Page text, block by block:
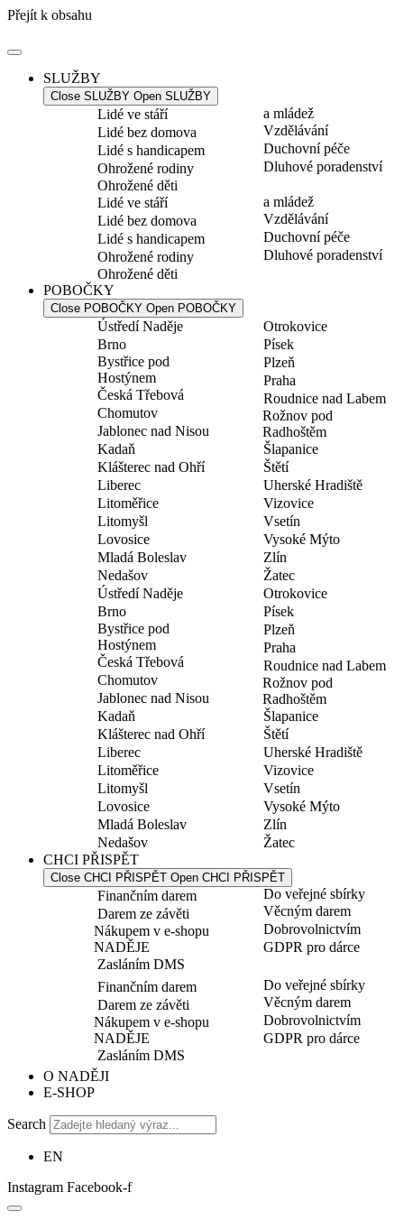
Přejít k obsahu
SLUŽBY
Close SLUŽBY Open SLUŽBY
Lidé ve stáří
Lidé bez domova
Lidé s handicapem
Ohrožené rodiny
Ohrožené děti
a mládež
Vzdělávání
Duchovní péče
Dluhové poradenství
Lidé ve stáří
Lidé bez domova
Lidé s handicapem
Ohrožené rodiny
Ohrožené děti
a mládež
Vzdělávání
Duchovní péče
Dluhové poradenství
POBOČKY
Close POBOČKY Open POBOČKY
Ústředí Naděje
Brno
Bystřice pod
Hostýnem
Česká Třebová
Chomutov
Jablonec nad Nisou
Kadaň
Klášterec nad Ohří
Liberec
Litoměřice
Litomyšl
Lovosice
Mladá Boleslav
Nedašov
Otrokovice
Písek
Plzeň
Praha
Roudnice nad Labem
Rožnov pod
Radhoštěm
Šlapanice
Štětí
Uherské Hradiště
Vizovice
Vsetín
Vysoké Mýto
Zlín
Žatec
Ústředí Naděje
Brno
Bystřice pod
Hostýnem
Česká Třebová
Chomutov
Jablonec nad Nisou
Kadaň
Klášterec nad Ohří
Liberec
Litoměřice
Litomyšl
Lovosice
Mladá Boleslav
Nedašov
Otrokovice
Písek
Plzeň
Praha
Roudnice nad Labem
Rožnov pod
Radhoštěm
Šlapanice
Štětí
Uherské Hradiště
Vizovice
Vsetín
Vysoké Mýto
Zlín
Žatec
CHCI PŘISPĚT
Close CHCI PŘISPĚT Open CHCI PŘISPĚT
Finančním darem
Darem ze závěti
Nákupem v e-shopu
NADĚJE
Zasláním DMS
Do veřejné sbírky
Věcným darem
Dobrovolnictvím
GDPR pro dárce
Finančním darem
Darem ze závěti
Nákupem v e-shopu
NADĚJE
Zasláním DMS
Do veřejné sbírky
Věcným darem
Dobrovolnictvím
GDPR pro dárce
O NADĚJI
E-SHOP
Search
EN
Instagram Facebook-f